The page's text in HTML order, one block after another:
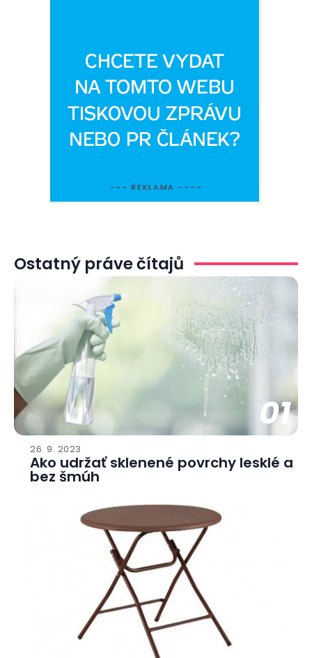
Ostatný práve čítajů
01
26. 9. 2023
Ako udržať sklenené povrchy lesklé a
bez šmúh
--- REKLAMA ----